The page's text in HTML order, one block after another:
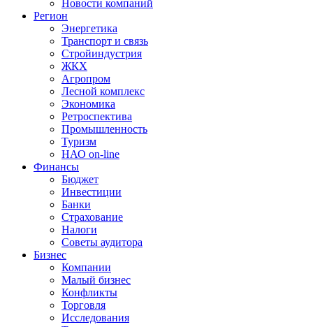
Новости компаний
Регион
Энергетика
Транспорт и связь
Стройиндустрия
ЖКХ
Агропром
Лесной комплекс
Экономика
Ретроспектива
Промышленность
Туризм
НАО on-line
Финансы
Бюджет
Инвестиции
Банки
Страхование
Налоги
Советы аудитора
Бизнес
Компании
Малый бизнес
Конфликты
Торговля
Исследования